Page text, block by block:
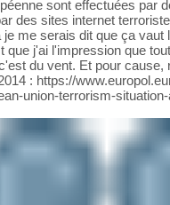
sont effectuées par
des sites internet
je me serais dit que ça vaut
que j'ai l'impression que
du vent. Et pour cause,
: https://
union-terrorism-